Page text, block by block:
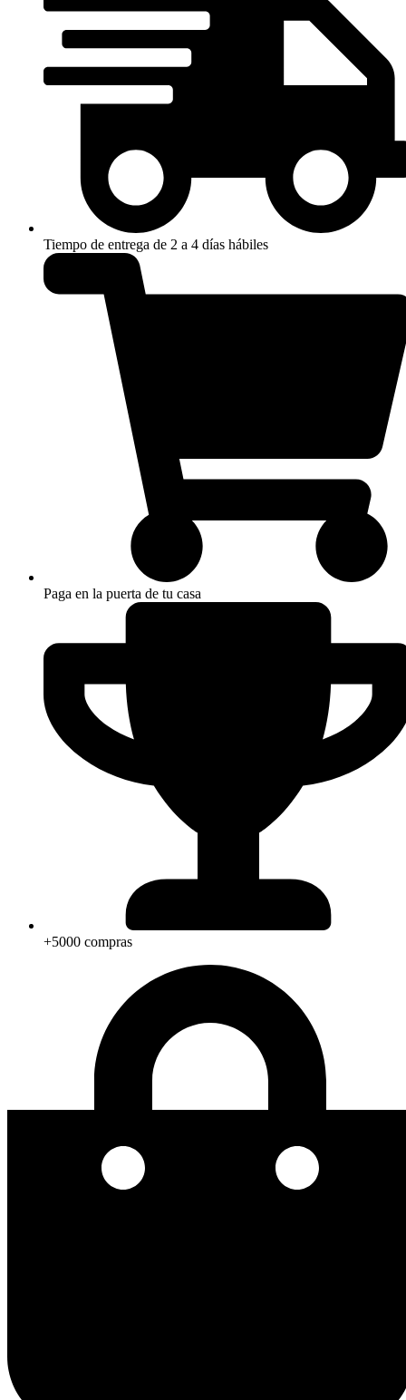
Tiempo de entrega de 2 a 4 días hábiles
Paga en la puerta de tu casa
+5000 compras